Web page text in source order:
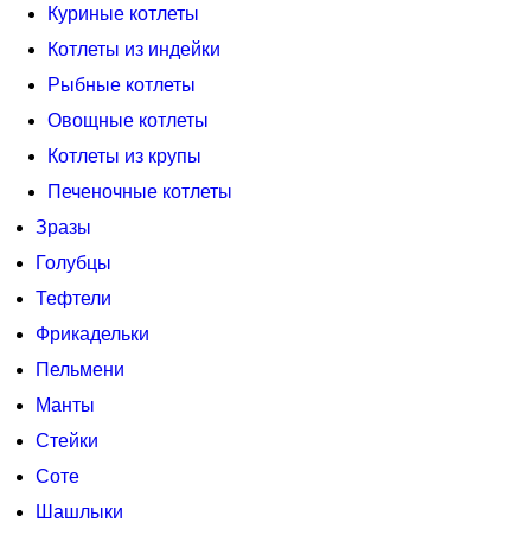
Куриные котлеты
Котлеты из индейки
Рыбные котлеты
Овощные котлеты
Котлеты из крупы
Печеночные котлеты
Зразы
Голубцы
Тефтели
Фрикадельки
Пельмени
Манты
Стейки
Соте
Шашлыки